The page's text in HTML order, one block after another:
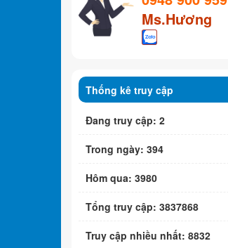
Ms.Hương
Thống kê truy cập
Đang truy cập: 2
Trong ngày: 394
Hôm qua: 3980
Tổng truy cập: 3837868
Truy cập nhiều nhất: 8832